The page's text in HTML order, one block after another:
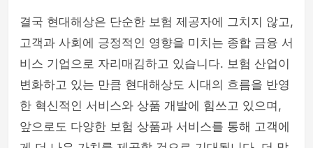
결국 현대해상은 단순한 보험 제공자에 그치지 않고,
고객과 사회에 긍정적인 영향을 미치는 종합 금융 서
비스 기업으로 자리매김하고 있습니다. 보험 산업이
변화하고 있는 만큼 현대해상도 시대의 흐름을 반영
한 혁신적인 서비스와 상품 개발에 힘쓰고 있으며,
앞으로도 다양한 보험 상품과 서비스를 통해 고객에